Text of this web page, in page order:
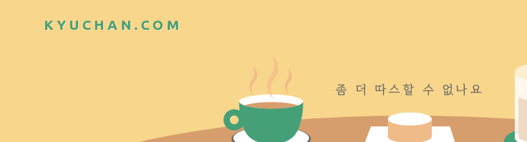
K Y U C H A N . C O M
좀 더 따스 할 수 없 나 요